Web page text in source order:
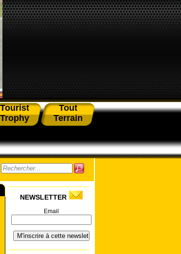
Tourist
Trophy
Tout
Terrain
NEWSLETTER
Email